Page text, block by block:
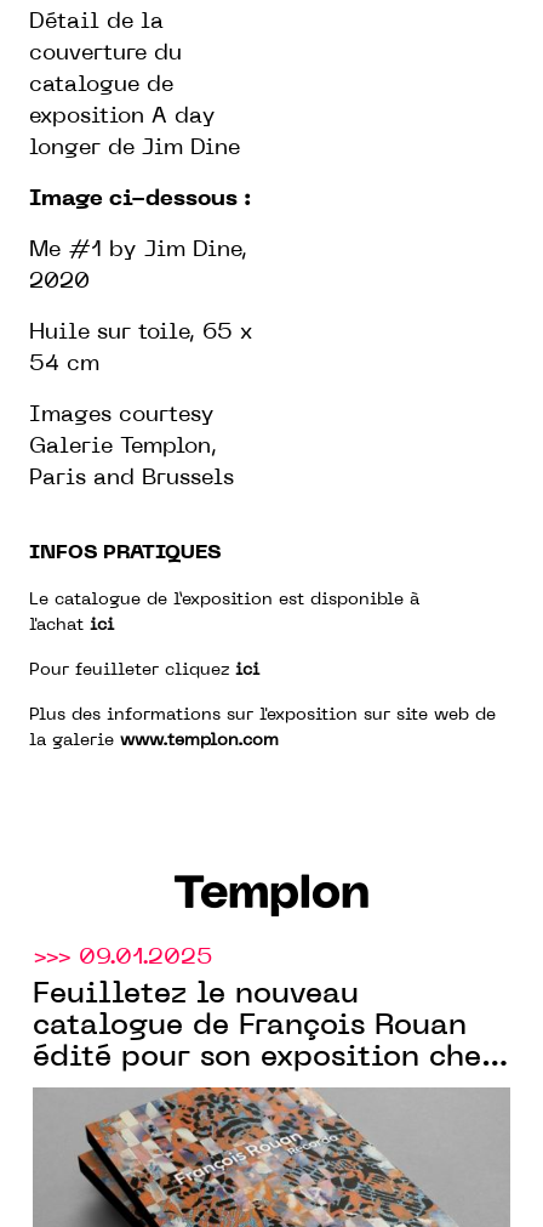
Détail de la
couverture du
catalogue de
exposition A day
longer de Jim Dine
Image ci-dessous :
Me #1 by Jim Dine,
2020
Huile sur toile, 65 x
54 cm
Images courtesy
Galerie Templon,
Paris and Brussels
INFOS PRATIQUES
Le catalogue de l’exposition est disponible à
l'achat ici
Pour feuilleter cliquez ici
Plus des informations sur l'exposition sur site web de
la galerie www.templon.com
Templon
>>> 09.01.2025
Feuilletez le nouveau
catalogue de François Rouan
édité pour son exposition chez
TemplonNew York.